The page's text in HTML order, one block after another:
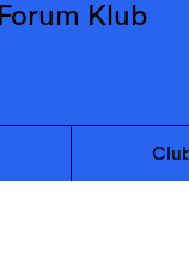
Forum Klub